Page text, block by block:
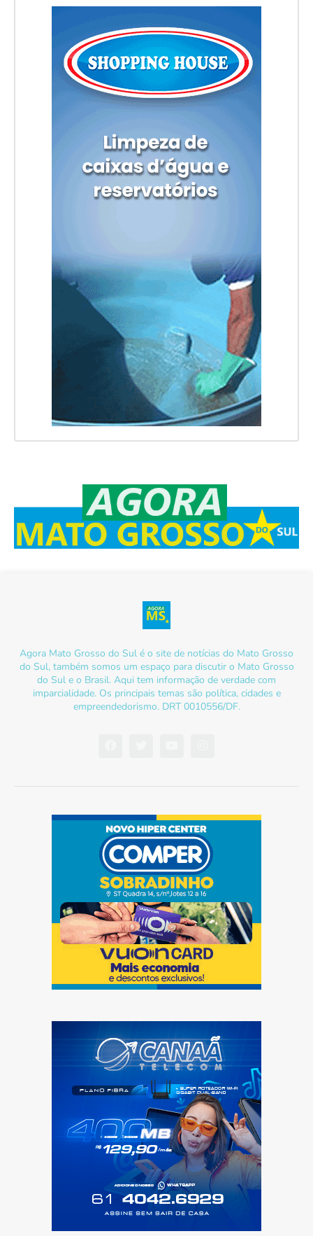
Agora Mato Grosso do Sul é o site de notícias do Mato Grosso
do Sul, também somos um espaço para discutir o Mato Grosso
do Sul e o Brasil. Aqui tem informação de verdade com
imparcialidade. Os principais temas são política, cidades e
empreendedorismo. DRT 0010556/DF.